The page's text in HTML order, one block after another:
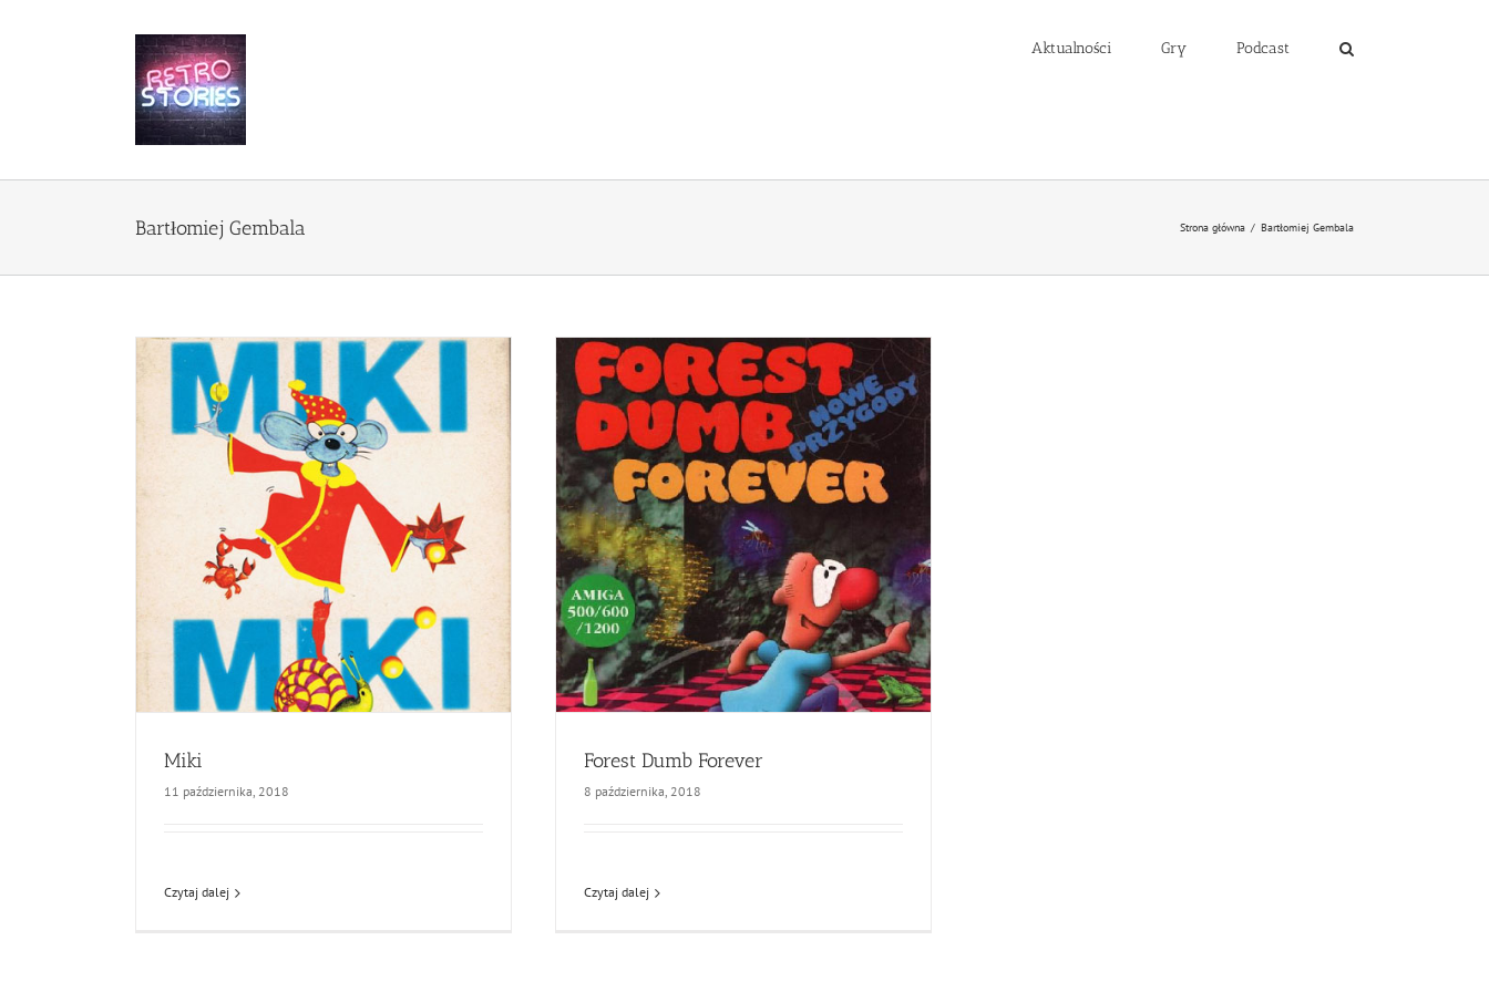
Aktualności Gry Podcast
Bartłomiej Gembala Strona główna / Bartłomiej Gembala
Miki
11 października, 2018
Czytaj dalej
Forest Dumb Forever
8 października, 2018
Czytaj dalej